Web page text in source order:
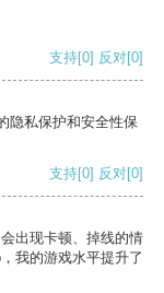
支持[0] 反对[0]
隐私保护和安全性保
支持[0] 反对[0]
出现卡顿、掉线的情
我的游戏水平提升了